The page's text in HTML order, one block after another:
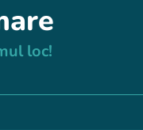
loc!​